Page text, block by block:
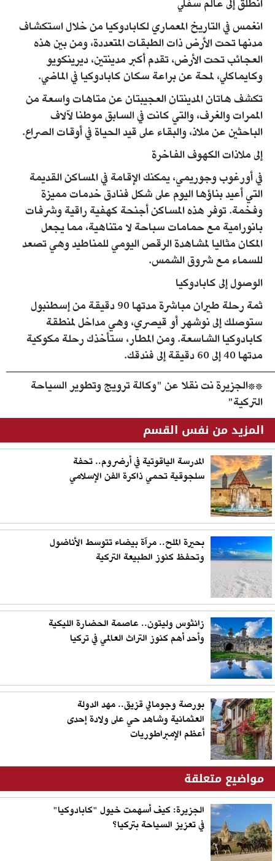
انطلق إلى عالم سفلي
انغمس في التاريخ المعماري لكابادوكيا من خلال استكشاف
مدنها تحت الأرض ذات الطبقات المتعددة، ومن بين هذه
العجائب تحت الأرض، تقدم أكبر مدينتين، ديرينكويو
وكايماكلي، لمحة عن براعة سكان كابادوكيا في الماضي.
تكشف هاتان المدينتان العجيبتان عن متاهات واسعة من
الممرات والغرف، والتي كانت في السابق موطنا لآلاف
الباحثين عن ملاذ، والبقاء على قيد الحياة في أوقات الصراع.
إلى ملاذات الكهوف الفاخرة
في أورغوب وجوريمي، يمكنك الإقامة في المساكن القديمة
التي أعيد بناؤها اليوم على شكل فنادق خدمات مميزة
وفخمة. توفر هذه المساكن أجنحة كهفية راقية وشرفات
بانورامية مع حمامات سباحة لا متناهية، مما يجعل
المكان مثاليا لمشاهدة الرقص اليومي للمناطيد وهي تصعد
للسماء مع شروق الشمس.
الوصول إلى كابادوكيا
ثمة رحلة طيران مباشرة مدتها 90 دقيقة من إسطنبول
ستوصلك إلى نوشهر أو قيصري، وهي مداخل لمنطقة
كابادوكيا الشاسعة. ومن المطار، ستأخذك رحلة مكوكية
مدتها 40 إلى 60 دقيقة إلى فندقك.
**الجزيرة نت نقلا عن "وكالة ترويج وتطوير السياحة
التركية"
المزيد من نفس القسم
المدرسة الياقوتية في أرضروم.. تحفة
سلجوقية تحمي ذاكرة الفن الإسلامي
بحيرة الملح.. مرآة بيضاء تتوسط الأناضول
وتحفظ كنوز الطبيعة التركية
زانثوس وليتون.. عاصمة الحضارة الليكية
وأحد أهم كنوز التراث العالمي في تركيا
بورصة وجومالي قزيق.. مهد الدولة
العثمانية وشاهد حي على ولادة إحدى
أعظم الإمبراطوريات
مواضيع متعلقة
الجزيرة: كيف أسهمت خيول "كابادوكيا"
في تعزيز السياحة بتركيا؟